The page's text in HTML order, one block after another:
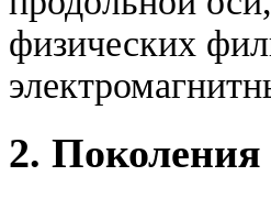
физических
2.